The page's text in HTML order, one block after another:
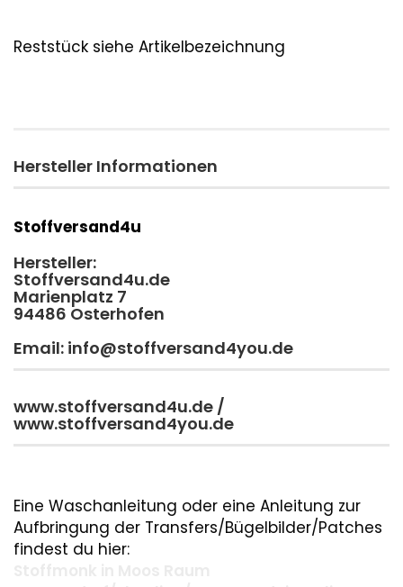
Reststück siehe Artikelbezeichnung
Hersteller Informationen
Stoffversand4u
Hersteller:
Stoffversand4u.de
Marienplatz 7
94486 Osterhofen
Email: info@stoffversand4you.de
www.stoffversand4u.de /
www.stoffversand4you.de
Eine Waschanleitung oder eine Anleitung zur
Aufbringung der Transfers/Bügelbilder/Patches
findest du hier: